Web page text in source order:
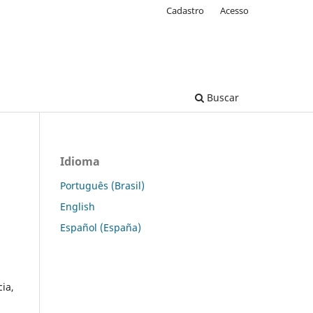
Buscar
Cadastro Acesso
Idioma
Português (Brasil)
English
Español (España)